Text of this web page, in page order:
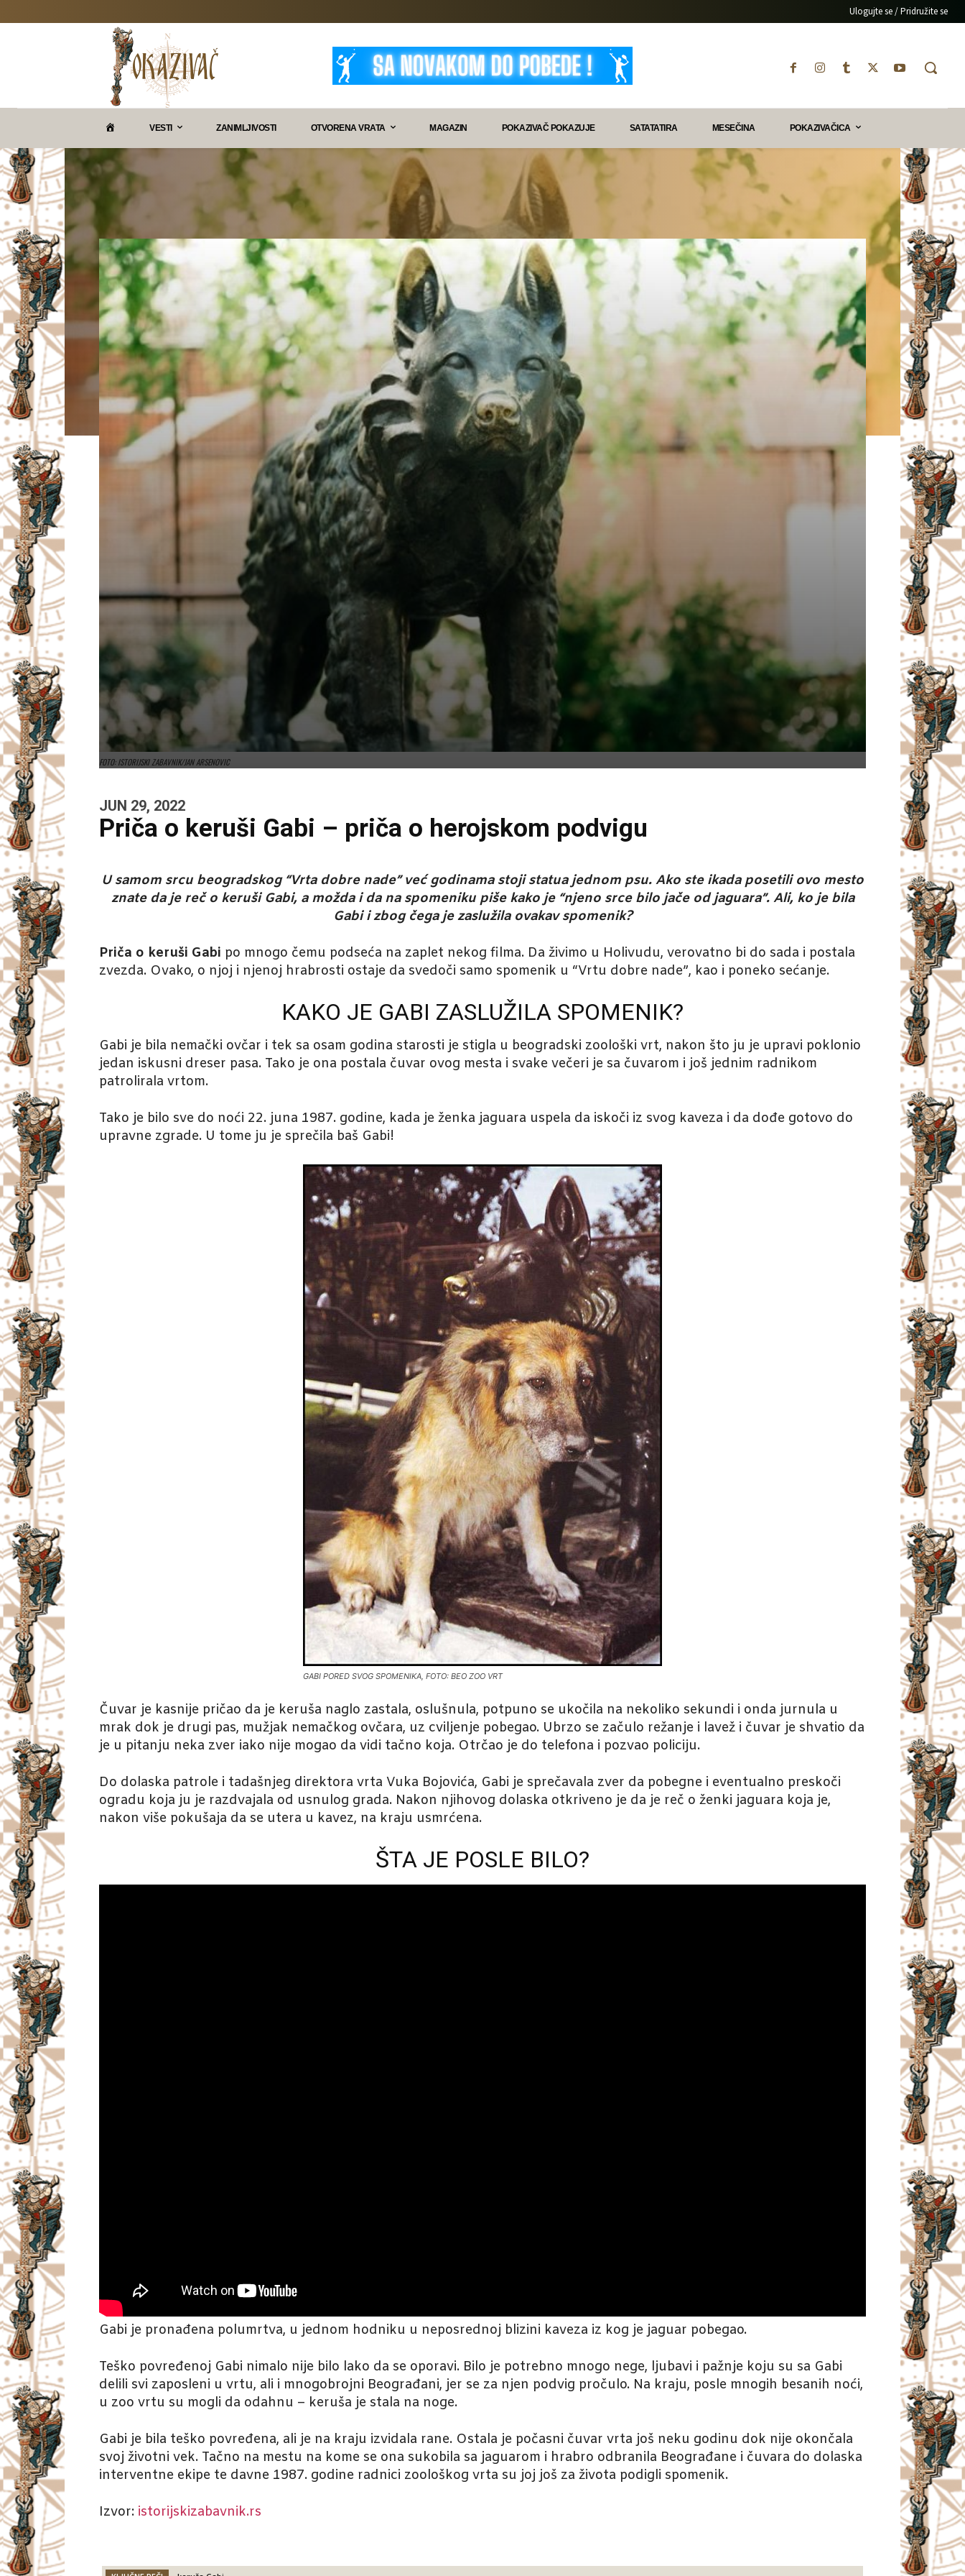
Ulogujte se / Pridružite se
A
Z
I
VESTI ZANIMLJIVOSTI OTVORENA VRATA MAGAZIN POKAZIVAČ POKAZUJE SATATATIRA MESEČINA POKAZIVAČICA
FOTO: ISTORIJSKI ZABAVNIK/JAN ARSENOVIC
JUN 29, 2022
Priča o keruši Gabi – priča o herojskom podvigu
U samom srcu beogradskog “Vrta dobre nade” već godinama stoji statua jednom psu. Ako ste ikada posetili ovo mesto
znate da je reč o keruši Gabi, a možda i da na spomeniku piše kako je “njeno srce bilo jače od jaguara”. Ali, ko je bila
Gabi i zbog čega je zaslužila ovakav spomenik?
Priča o keruši Gabi po mnogo čemu podseća na zaplet nekog filma. Da živimo u Holivudu, verovatno bi do sada i postala
zvezda. Ovako, o njoj i njenoj hrabrosti ostaje da svedoči samo spomenik u “Vrtu dobre nade”, kao i poneko sećanje.
KAKO JE GABI ZASLUŽILA SPOMENIK?
Gabi je bila nemački ovčar i tek sa osam godina starosti je stigla u beogradski zoološki vrt, nakon što ju je upravi poklonio
jedan iskusni dreser pasa. Tako je ona postala čuvar ovog mesta i svake večeri je sa čuvarom i još jednim radnikom
patrolirala vrtom.
Tako je bilo sve do noći 22. juna 1987. godine, kada je ženka jaguara uspela da iskoči iz svog kaveza i da dođe gotovo do
upravne zgrade. U tome ju je sprečila baš Gabi!
GABI PORED SVOG SPOMENIKA, FOTO: BEO ZOO VRT
Čuvar je kasnije pričao da je keruša naglo zastala, oslušnula, potpuno se ukočila na nekoliko sekundi i onda jurnula u
mrak dok je drugi pas, mužjak nemačkog ovčara, uz cviljenje pobegao. Ubrzo se začulo režanje i lavež i čuvar je shvatio da
je u pitanju neka zver iako nije mogao da vidi tačno koja. Otrčao je do telefona i pozvao policiju.
Do dolaska patrole i tadašnjeg direktora vrta Vuka Bojovića, Gabi je sprečavala zver da pobegne i eventualno preskoči
ogradu koja ju je razdvajala od usnulog grada. Nakon njihovog dolaska otkriveno je da je reč o ženki jaguara koja je,
nakon više pokušaja da se utera u kavez, na kraju usmrćena.
ŠTA JE POSLE BILO?
Gabi je pronađena polumrtva, u jednom hodniku u neposrednoj blizini kaveza iz kog je jaguar pobegao.
Teško povređenoj Gabi nimalo nije bilo lako da se oporavi. Bilo je potrebno mnogo nege, ljubavi i pažnje koju su sa Gabi
delili svi zaposleni u vrtu, ali i mnogobrojni Beograđani, jer se za njen podvig pročulo. Na kraju, posle mnogih besanih noći,
u zoo vrtu su mogli da odahnu – keruša je stala na noge.
Gabi je bila teško povređena, ali je na kraju izvidala rane. Ostala je počasni čuvar vrta još neku godinu dok nije okončala
svoj životni vek. Tačno na mestu na kome se ona sukobila sa jaguarom i hrabro odbranila Beograđane i čuvara do dolaska
interventne ekipe te davne 1987. godine radnici zoološkog vrta su joj još za života podigli spomenik.
Izvor: istorijskizabavnik.rs